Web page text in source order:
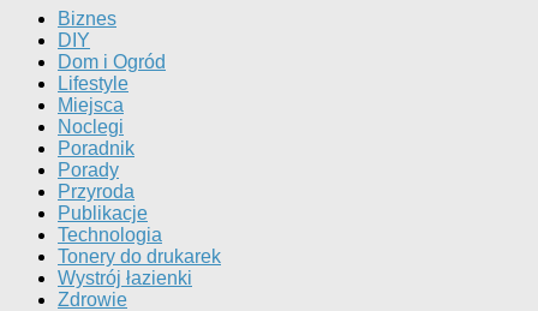
Biznes
DIY
Dom i Ogród
Lifestyle
Miejsca
Noclegi
Poradnik
Porady
Przyroda
Publikacje
Technologia
Tonery do drukarek
Wystrój łazienki
Zdrowie